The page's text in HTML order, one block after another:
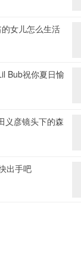
女儿怎么生活
Bub祝你夏日愉
义彦镜头下的森
出手吧